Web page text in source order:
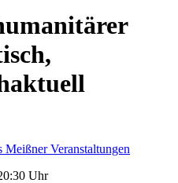
Meißner Veranstaltungen
Uhr